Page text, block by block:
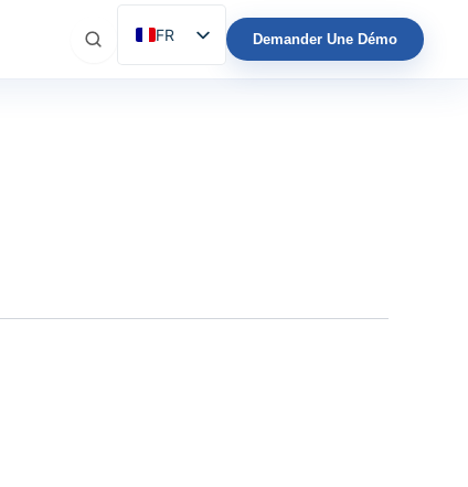
FR
ES
Demander Une Démo